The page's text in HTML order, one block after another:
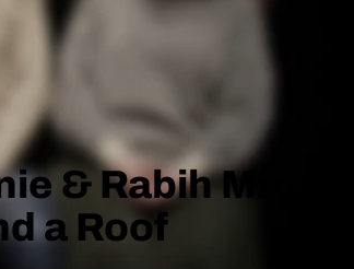
& Rabih Mroué –
a Roof